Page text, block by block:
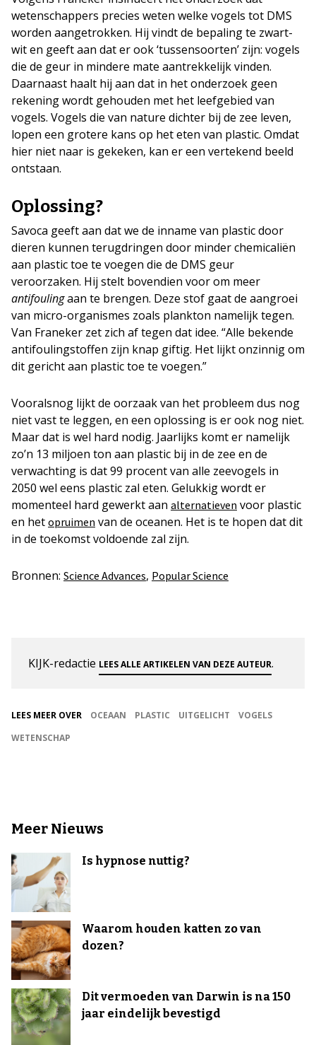
wetenschappers precies weten welke vogels tot DMS
worden aangetrokken. Hij vindt de bepaling te zwart-
wit en geeft aan dat er ook ‘tussensoorten’ zijn: vogels
die de geur in mindere mate aantrekkelijk vinden.
Daarnaast haalt hij aan dat in het onderzoek geen
rekening wordt gehouden met het leefgebied van
vogels. Vogels die van nature dichter bij de zee leven,
lopen een grotere kans op het eten van plastic. Omdat
hier niet naar is gekeken, kan er een vertekend beeld
ontstaan.
Oplossing?
Savoca geeft aan dat we de inname van plastic door
dieren kunnen terugdringen door minder chemicaliën
aan plastic toe te voegen die de DMS geur
veroorzaken. Hij stelt bovendien voor om meer
antifoulingaan te brengen. Deze stof gaat de aangroei
van micro-organismes zoals plankton namelijk tegen.
Van Franeker zet zich af tegen dat idee. “Alle bekende
antifoulingstoffen zijn knap giftig. Het lijkt onzinnig om
dit gericht aan plastic toe te voegen.”
Vooralsnog lijkt de oorzaak van het probleem dus nog
niet vast te leggen, en een oplossing is er ook nog niet.
Maar dat is wel hard nodig. Jaarlijks komt er namelijk
zo’n 13 miljoen ton aan plastic bij in de zee en de
verwachting is dat 99 procent van alle zeevogels in
2050 wel eens plastic zal eten. Gelukkig wordt er
momenteel hard gewerkt aan alternatieven voor plastic
en het opruimen van de oceanen. Het is te hopen dat dit
in de toekomst voldoende zal zijn.
Bronnen: Science Advances, Popular Science
KIJK-redactie LEES ALLE ARTIKELEN VAN DEZE AUTEUR.
LEES MEER OVER OCEAAN PLASTIC UITGELICHT
VOGELS
WETENSCHAP
Meer Nieuws
Is hypnose nuttig?
Waarom houden katten zo van
dozen?
Dit vermoeden van Darwin is na 150
jaar eindelijk bevestigd